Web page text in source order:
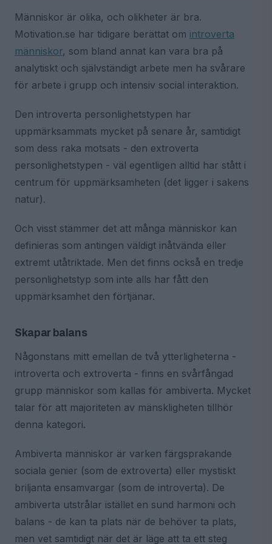
Människor är olika, och olikheter är bra.
Motivation.se har tidigare berättat om introverta
människor, som bland annat kan vara bra på
analytiskt och självständigt arbete men ha svårare
för arbete i grupp och intensiv social interaktion.
Den introverta personlighetstypen har
uppmärksammats mycket på senare år, samtidigt
som dess raka motsats - den extroverta
personlighetstypen - väl egentligen alltid har stått i
centrum för uppmärksamheten (det ligger i sakens
natur).
Och visst stämmer det att många människor kan
definieras som antingen väldigt inåtvända eller
extremt utåtriktade. Men det finns också en tredje
personlighetstyp som inte alls har fått den
uppmärksamhet den förtjänar.
Skapar balans
Någonstans mitt emellan de två ytterligheterna -
introverta och extroverta - finns en svårfångad
grupp människor som kallas för ambiverta. Mycket
talar för att majoriteten av mänskligheten tillhör
denna kategori.
Ambiverta människor är varken färgsprakande
sociala genier (som de extroverta) eller mystiskt
briljanta ensamvargar (som de introverta). De
ambiverta utstrålar istället en sund harmoni och
balans - de kan ta plats när de behöver ta plats,
men vet samtidigt när det är läge att ta ett steg